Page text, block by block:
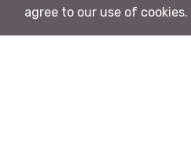
agree to our use of cookies.